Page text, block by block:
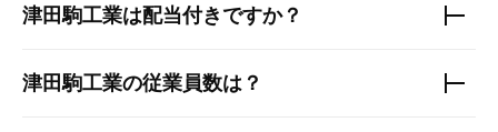
津田駒工業は配当付きですか？
津田駒工業の従業員数は？